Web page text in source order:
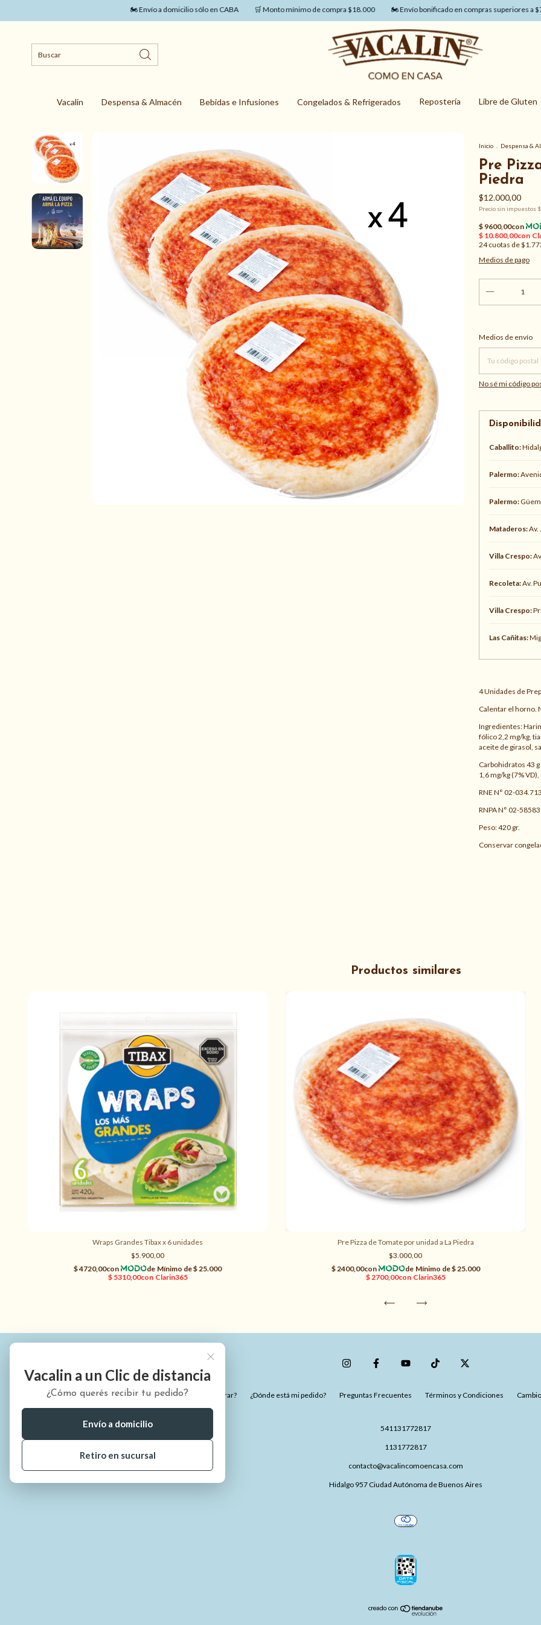
🏍️ Envío a domicilio sólo en CABA 🛒 Monto mínimo de compra $18.000 🏍️ Envío bonificado en compras superiores a $75.500
Vacalin Despensa & Almacén Bebidas e Infusiones Congelados & Refrigerados Repostería Libre de Gluten
Inicio Despensa &
Pre
Piedra
$12.000,00
Precio sin impuestos
24 cuotas de
Medios de pago
Entregas para el
Medios de envío
No sé mi código
Caballito:
Palermo:
Palermo:
Mataderos:Av.
Villa Crespo:
Recoleta:Av.
Villa Crespo:
Las Cañitas:
4 Unidades de
Calentar el horno.
Ingredientes:
fólico 2,2 mg/kg,
aceite de girasol,
Carbohidratos 43 g
1,6 mg/kg (7%
RNE N° 02-
RNPA N° 02-
Peso: 420 gr.
Conservar
Productos similares
Wraps Grandes Tibax x 6 unidades
$5.900,00
Pre Pizza de Tomate por unidad a La Piedra
$3.000,00
Vacalin a un Clic de distancia
¿Cómo querés recibir tu pedido?
Envío a domicilio
Retiro en sucursal
¿Quiénes somos? ¿Cómo comprar? ¿Dónde está mi pedido? Preguntas Frecuentes Términos y Condiciones
541131772817
1131772817
contacto@vacalincomoencasa.com
Hidalgo 957 Ciudad Autónoma de Buenos Aires